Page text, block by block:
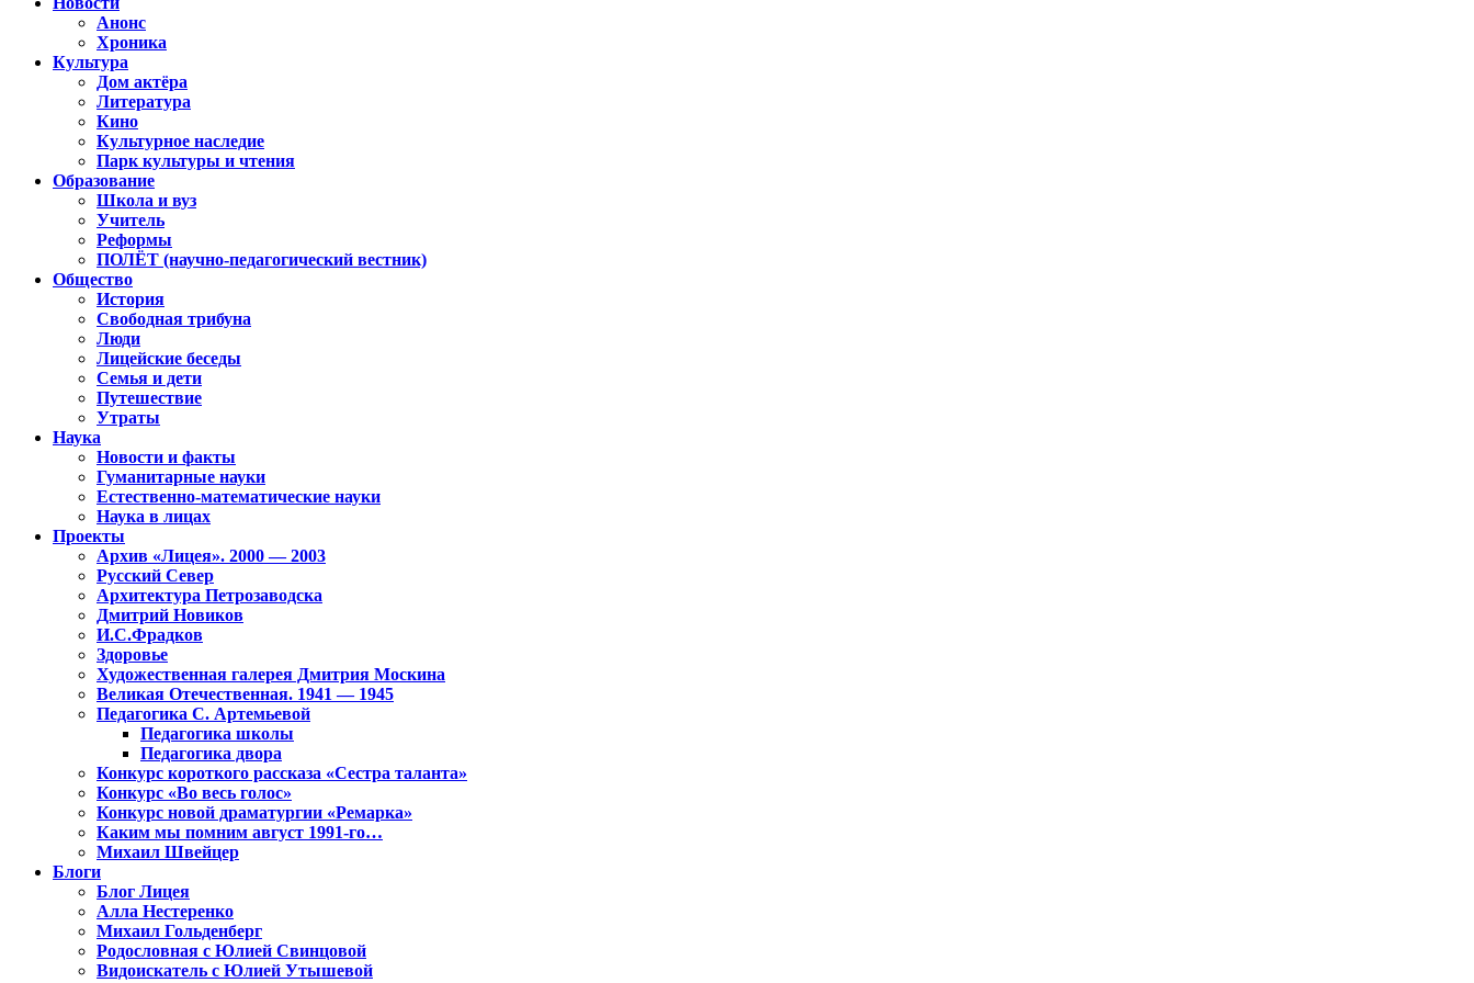
Анонс
Хроника
Культура
Дом актёра
Литература
Кино
Культурное наследие
Парк культуры и чтения
Образование
Школа и вуз
Учитель
Реформы
ПОЛЁТ (научно-педагогический вестник)
Общество
История
Свободная трибуна
Люди
Лицейские беседы
Семья и дети
Путешествие
Утраты
Наука
Новости и факты
Гуманитарные науки
Естественно-математические науки
Наука в лицах
Проекты
Архив «Лицея». 2000 — 2003
Русский Север
Архитектура Петрозаводска
Дмитрий Новиков
И.С.Фрадков
Здоровье
Художественная галерея Дмитрия Москина
Великая Отечественная. 1941 — 1945
Педагогика С. Артемьевой
Педагогика школы
Педагогика двора
Конкурс короткого рассказа «Сестра таланта»
Конкурс «Во весь голос»
Конкурс новой драматургии «Ремарка»
Каким мы помним август 1991-го…
Михаил Швейцер
Блоги
Блог Лицея
Алла Нестеренко
Михаил Гольденберг
Родословная с Юлией Свинцовой
Видоискатель с Юлией Утышевой